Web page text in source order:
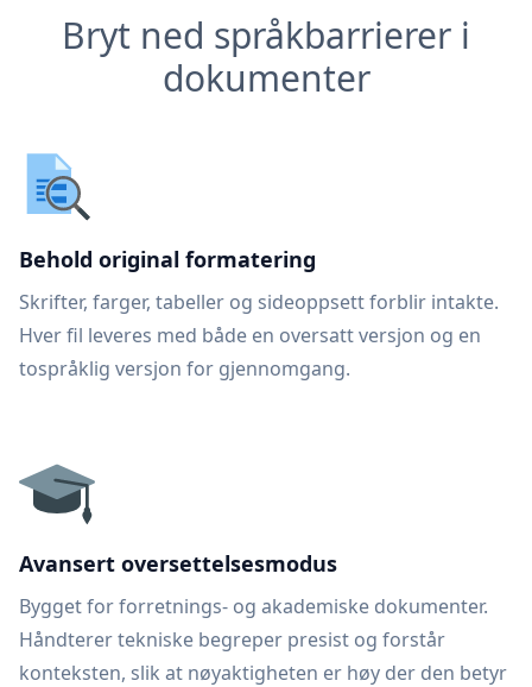
Bryt ned språkbarrierer i
dokumenter
Behold original formatering
Skrifter, farger, tabeller og sideoppsett forblir intakte.
Hver fil leveres med både en oversatt versjon og en
tospråklig versjon for gjennomgang.
Avansert oversettelsesmodus
Bygget for forretnings- og akademiske dokumenter.
Håndterer tekniske begreper presist og forstår
konteksten, slik at nøyaktigheten er høy der den betyr